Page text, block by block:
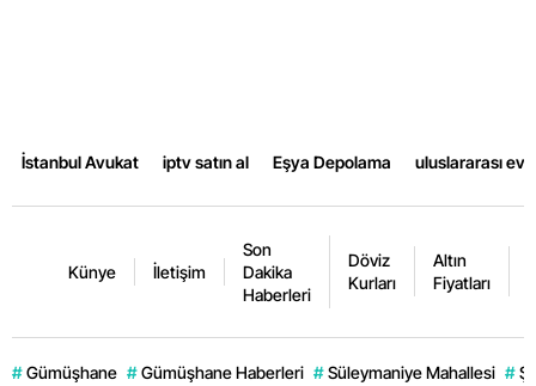
İstanbul Avukat iptv satın al Eşya Depolama uluslararası
Künye İletişim
Son
Dakika
Haberleri
Döviz
Kurları
Altın
Fiyatları
# Gümüşhane # Gümüşhane Haberleri # Süleymaniye Mahallesi #